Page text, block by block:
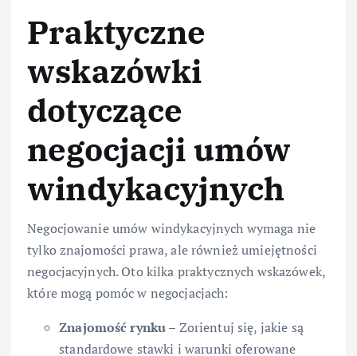
Praktyczne
wskazówki
dotyczące
negocjacji umów
windykacyjnych
Negocjowanie umów windykacyjnych wymaga nie
tylko znajomości prawa, ale również umiejętności
negocjacyjnych. Oto kilka praktycznych wskazówek,
które mogą pomóc w negocjacjach:
Znajomość rynku– Zorientuj się, jakie są
standardowe stawki i warunki oferowane